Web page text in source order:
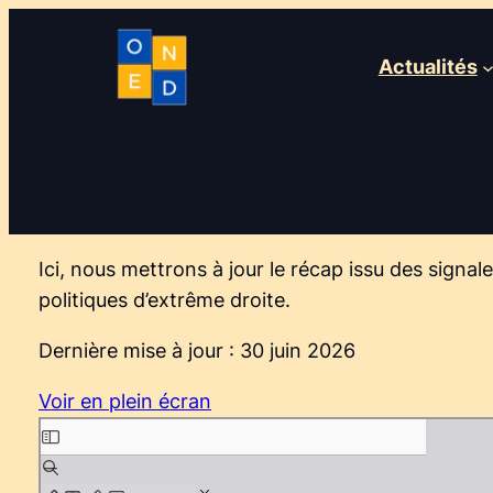
Actualités
Ici, nous mettrons à jour le récap issu des
politiques d’extrême droite.
Dernière mise à jour : 30 juin 2026
Voir en plein écran
Aller
au